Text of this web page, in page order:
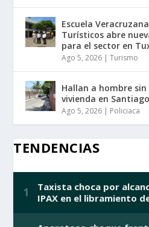
Escuela
Turísticos abre
para el sector en
Ago 5, 2026 |Turismo
Hallan a hombre
vivienda en
Ago 5, 2026 | Policiaca
TENDENCIAS